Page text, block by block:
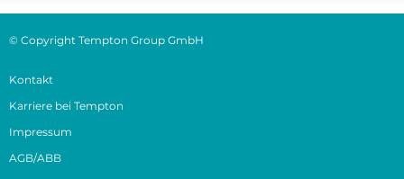
© Copyright Tempton Group GmbH
Kontakt
Karriere bei Tempton
Impressum
AGB/ABB